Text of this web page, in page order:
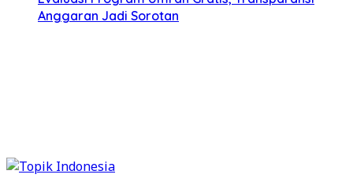
Anggaran Jadi Sorotan